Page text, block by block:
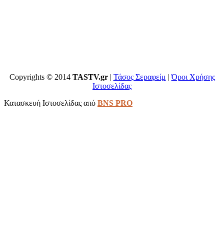
Copyrights © 2014 TASTV.gr| Τάσος Σεραφείμ |Όροι Χρήσης
Ιστοσελίδας
Κατασκευή Ιστοσελίδας από BNS PRO